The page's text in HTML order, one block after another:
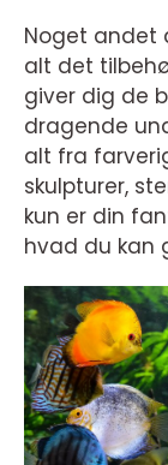
Noget andet
alt det
giver dig de
dragende
alt fra
skulpturer,
kun er din
hvad du kan